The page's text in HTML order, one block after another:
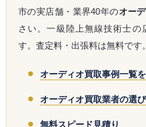
市の実店舗・業界40年のオー
さい。一級陸上無線技術士の
す。査定料・出張料は無料です。
オーディオ買取事例一覧
オーディオ買取業者の選
無料スピード見積り